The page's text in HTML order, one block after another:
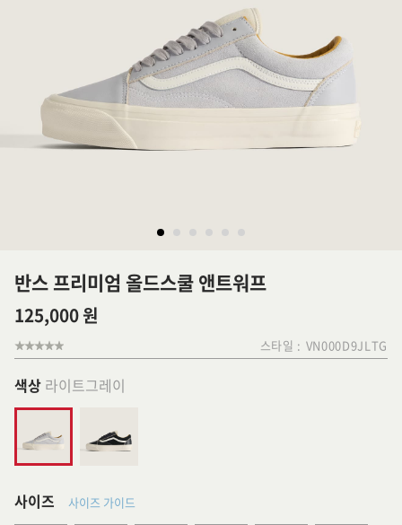
반스 프리미엄 올드스쿨 앤트워프
125,000 원
스타일 : VN000D9JLTG
색상 라이트그레이
사이즈 사이즈 가이드